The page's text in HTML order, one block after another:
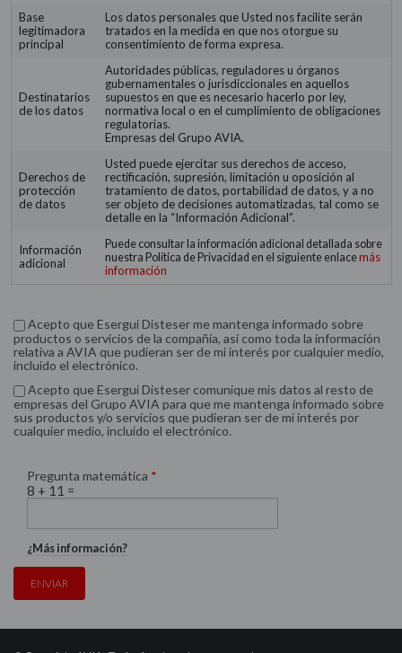
Base
legitimadora
principal
Los datos personales que Usted nos facilite serán
tratados en la medida en que nos otorgue su
consentimiento de forma expresa.
Destinatarios
de los datos
Autoridades públicas, reguladores u órganos
gubernamentales o jurisdiccionales en aquellos
supuestos en que es necesario hacerlo por ley,
normativa local o en el cumplimiento de obligaciones
regulatorias.
Empresas del Grupo AVIA.
Derechos de
protección
de datos
Usted puede ejercitar sus derechos de acceso,
rectificación, supresión, limitación u oposición al
tratamiento de datos, portabilidad de datos, y a no
ser objeto de decisiones automatizadas, tal como se
detalle en la “Información Adicional”.
Información
adicional
Puede consultar la información adicional detallada sobre
nuestra Política de Privacidad en el siguiente enlacemás
información
Acepto que Esergui Disteser me mantenga informado sobre
productos o servicios de la compañía, así como toda la información
relativa a AVIA que pudieran ser de mi interés por cualquier medio,
incluido el electrónico.
Acepto que Esergui Disteser comunique mis datos al resto de
empresas del Grupo AVIA para que me mantenga informado sobre
sus productos y/o servicios que pudieran ser de mi interés por
cualquier medio, incluido el electrónico.
Pregunta matemática *
8 + 11 =
¿Más información?
ENVIAR